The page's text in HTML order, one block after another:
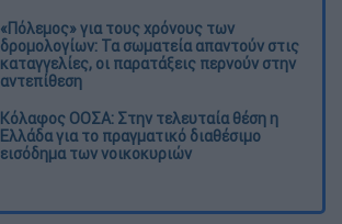
«Πόλεμος» για τους χρόνους των
δρομολογίων: Τα σωματεία απαντούν στις
καταγγελίες, οι παρατάξεις περνούν στην
αντεπίθεση
Κόλαφος ΟΟΣΑ: Στην τελευταία θέση η
Ελλάδα για το πραγματικό διαθέσιμο
εισόδημα των νοικοκυριών